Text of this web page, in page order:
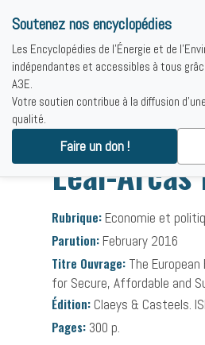
Bibliographies -
Leal-Arcas
Rubrique: Economie et
Parution: February 2016
Titre Ouvrage: The European
for Secure, Affordable and
Édition: Claeys & Casteels.
Pages: 300 p.
Soutenez nos encyclopédies
Les Encyclopédies de l'Énergie et de
indépendantes et accessibles à tous
A3E.
Votre soutien contribue à la diffusion
qualité.
Faire un don !